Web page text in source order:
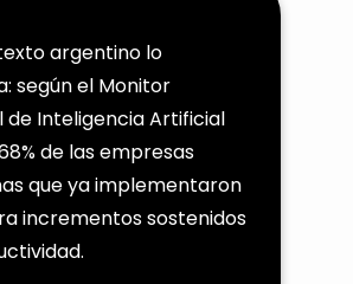
argentino lo
según el Monitor
de Inteligencia Artificial
de las empresas
que ya implementaron
incrementos sostenidos